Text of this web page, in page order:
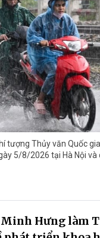
tượng Thủy văn Quốc
5/8/2026 tại Hà Nội và
Hưng làm